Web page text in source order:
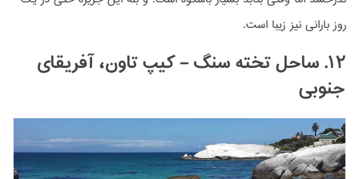
روز بارانی نیز زیبا است.
۱۲. ساحل تخته سنگ – کیپ تاون، آفریقای
جنوبی